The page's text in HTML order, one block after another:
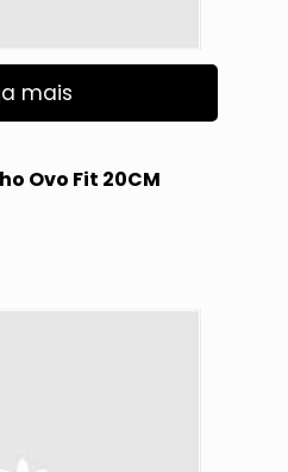
mais
Ovo Fit 20CM